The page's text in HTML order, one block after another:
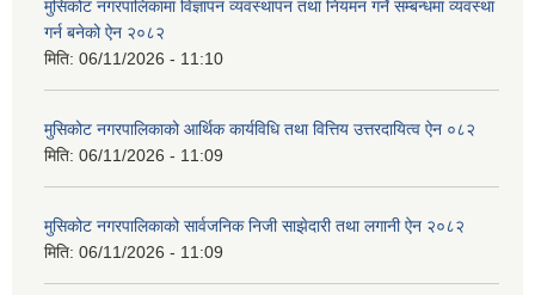
मुसिकोट नगरपालिकामा विज्ञापन व्यवस्थापन तथा नियमन गर्ने सम्बन्धमा व्यवस्था
गर्न बनेको ऐन २०८२
मिति: 06/11/2026 - 11:10
मुसिकोट नगरपालिकाको आर्थिक कार्यविधि तथा वित्तिय उत्तरदायित्व ऐन ०८२
मिति: 06/11/2026 - 11:09
मुसिकोट नगरपालिकाको सार्वजनिक निजी साझेदारी तथा लगानी ऐन २०८२
मिति: 06/11/2026 - 11:09